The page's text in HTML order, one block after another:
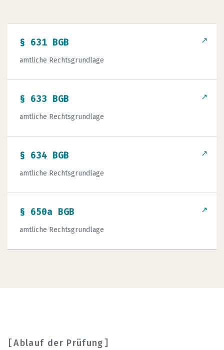
§ 631 BGB
amtliche Rechtsgrundlage
↗
§ 633 BGB
amtliche Rechtsgrundlage
↗
§ 634 BGB
amtliche Rechtsgrundlage
↗
§ 650a BGB
amtliche Rechtsgrundlage
↗
Ablauf der Prüfung